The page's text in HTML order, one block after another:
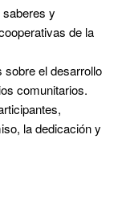
y
de la
el desarrollo
comunitarios.
la dedicación y